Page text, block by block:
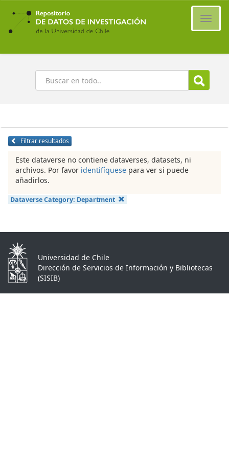
Ir
contenido
principal
Buscar
Filtrar resultados
Este dataverse no contiene dataverses, datasets, ni
archivos. Por favor identifíquese para ver si puede
añadirlos.
Dataverse Category: Department
Universidad de Chile
Dirección de Servicios de Información y Bibliotecas
(SISIB)